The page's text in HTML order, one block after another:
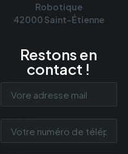
Robotique
42000 Saint-Étienne
Restons en
contact !